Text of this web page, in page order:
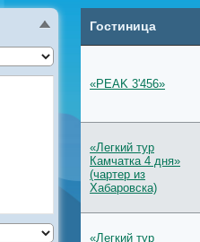
Гостиница
«PEAK 3'456»
«Легкий тур
Камчатка 4 дня»
(чартер из
Хабаровска)
«Легкий тур